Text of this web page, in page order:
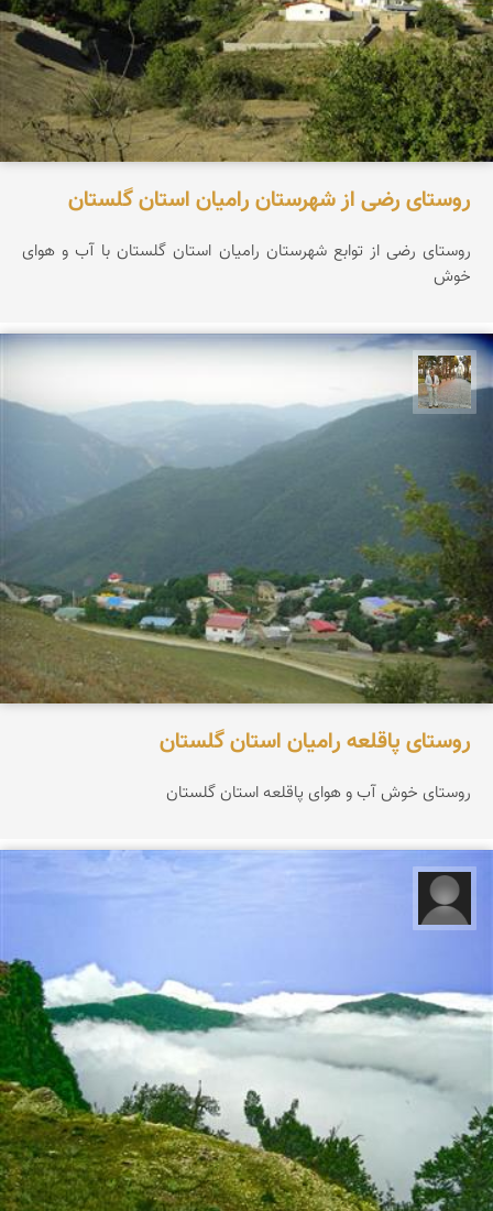
روستای رضی از شهرستان رامیان استان گلستان
روستای رضی از توابع شهرستان رامیان استان گلستان با آب و هوای
خوش
روستای پاقلعه رامیان استان گلستان
روستای خوش آب و هوای پاقلعه استان گلستان